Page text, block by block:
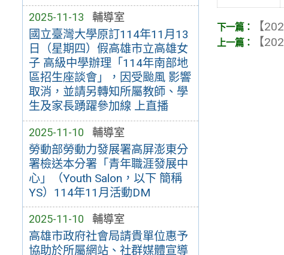
2025-11-13 輔導室
國立臺灣大學原訂114年11月13
日（星期四）假高雄市立高雄女
子 高級中學辦理「114年南部地
區招生座談會」，因受颱風 影響
取消，並請另轉知所屬教師、學
生及家長踴躍參加線 上直播
2025-11-10 輔導室
勞動部勞動力發展署高屏澎東分
署檢送本分署「青年職涯發展中
心」（Youth Salon，以下 簡稱
YS）114年11月活動DM
2025-11-10 輔導室
高雄市政府社會局請貴單位惠予
協助於所屬網站、社群媒體宣導
【
【